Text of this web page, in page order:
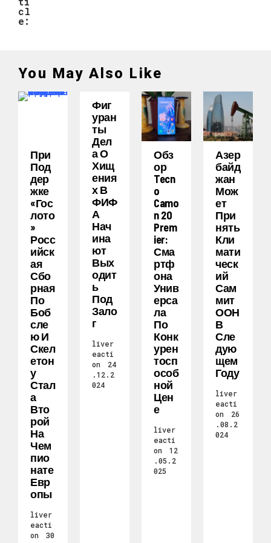
cl
e:
You May Also Like
При
Под
Дер
Жке
«Гос
Лото
»
Росс
Ийск
Ая
Сбо
Рная
По
Боб
Сле
Ю И
Скел
Етон
У
Стал
А
Вто
Рой
На
Чем
Пио
Нате
Евр
Опы
liver
eacti
on
30
Фиг
Уран
Ты
Дел
А О
Хищ
Ения
Х В
ФИФ
А
Нач
Ина
Ют
Вых
Одит
Ь
Под
Зало
Г
liver
eacti
on
24
.12.2
024
Обз
Ор
Tecn
O
Camo
N 20
Prem
Ier:
Сма
Ртф
Она
Унив
Ерса
Ла
По
Конк
Урен
Тосп
Особ
Ной
Цен
Е
liver
eacti
on
12
.05.2
025
Азер
Байд
Жан
Мож
Ет
При
Нять
Кли
Мати
Ческ
Ий
Сам
Мит
ООН
В
Сле
Дую
Щем
Году
liver
eacti
on
26
.08.2
024